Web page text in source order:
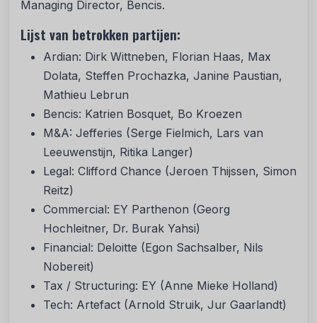
Managing Director, Bencis.
Lijst van betrokken partijen:
Ardian: Dirk Wittneben, Florian Haas, Max
Dolata, Steffen Prochazka, Janine Paustian,
Mathieu Lebrun
Bencis: Katrien Bosquet, Bo Kroezen
M&A: Jefferies (Serge Fielmich, Lars van
Leeuwenstijn, Ritika Langer)
Legal: Clifford Chance (Jeroen Thijssen, Simon
Reitz)
Commercial: EY Parthenon (Georg
Hochleitner, Dr. Burak Yahsi)
Financial: Deloitte (Egon Sachsalber, Nils
Nobereit)
Tax / Structuring: EY (Anne Mieke Holland)
Tech: Artefact (Arnold Struik, Jur Gaarlandt)